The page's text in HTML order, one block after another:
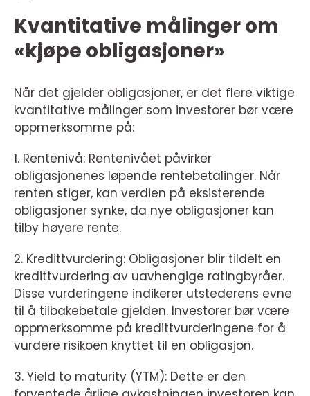
Kvantitative målinger om
«kjøpe obligasjoner»
Når det gjelder obligasjoner, er det flere viktige
kvantitative målinger som investorer bør være
oppmerksomme på:
1. Rentenivå: Rentenivået påvirker
obligasjonenes løpende rentebetalinger. Når
renten stiger, kan verdien på eksisterende
obligasjoner synke, da nye obligasjoner kan
tilby høyere rente.
2. Kredittvurdering: Obligasjoner blir tildelt en
kredittvurdering av uavhengige ratingbyråer.
Disse vurderingene indikerer utstederens evne
til å tilbakebetale gjelden. Investorer bør være
oppmerksomme på kredittvurderingene for å
vurdere risikoen knyttet til en obligasjon.
3. Yield to maturity (YTM): Dette er den